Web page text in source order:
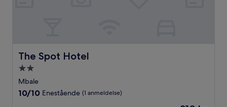
The Spot Hotel
The Spot Hotel
2.0-
stjernet
overnatningssted
Mbale
10.0
10/10 Enestående (1 anmeldelse)